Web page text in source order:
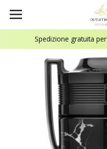
Spedizione gratuita